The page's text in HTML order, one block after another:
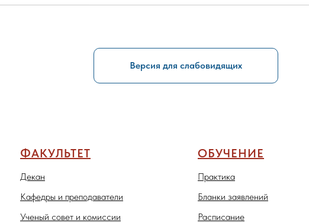
Версия для слабовидящих
ФАКУЛЬТЕТ
Декан
Кафедры и преподаватели
Ученый совет и комиссии
ОБУЧЕНИЕ
Практика
Бланки заявлений
Расписание